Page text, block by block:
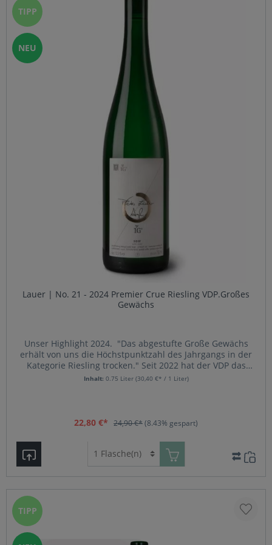
Er ist saftig mit einer präsenten Fülle, Tiefgang und mit
einem eleganten endlosen Abgang. Trinken: 2020 -2030
Presse: Robert Parker - 94PP Mosel fine Wines - 93P
Falstaff Wine Guide - 95 P
TIPP
NEU
Lauer | No. 21 - 2024 Premier Crue Riesling VDP.Großes
Gewächs
Unser Highlight 2024. "Das abgestufte Große Gewächs
erhält von uns die Höchstpunktzahl des Jahrgangs in der
Kategorie Riesling trocken." Seit 2022 hat der VDP das
Herzstück des Ayler Scheidterberges als VDP.Erste Lage
Würze, Blütennoten und Salzkaramell. Mit Luft, Aromen
reifer Erdbeeren. Fein balanciert und ausgewogen am
Gaumen, umspielt ein fruchtiger Schmelz den steinig-
frischen und dichten Kern. Ein hochwertiger Lagenwein
der schon jung durch Offenheit und Trinkfreude
begeistert.
Inhalt: 0.75 Liter (30,40 €* / 1 Liter)
22,80 €* 24,90 €*(8.43% gespart)
TIPP